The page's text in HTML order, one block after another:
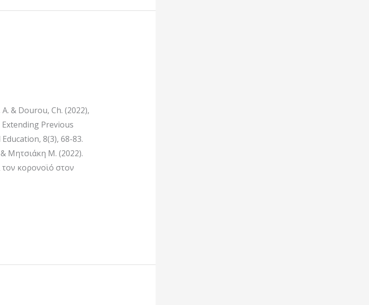
& Dourou, Ch. (2022),
Previous
8(3), 68-83.
Μητσιάκη Μ. (2022).
κορονοϊό στον